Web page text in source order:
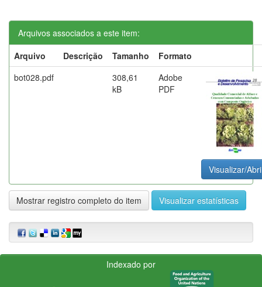
Arquivos associados a este item:
Arquivo
Descrição Tamanho
Formato
bot028.pdf
308,61
kB
Adobe
PDF
Visualizar/
Mostrar registro completo do item Visualizar estatísticas
Indexado por